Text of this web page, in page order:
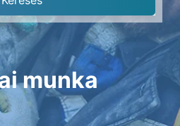
munka